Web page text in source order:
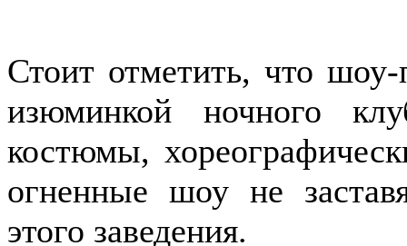
Стоит отметить, что
изюминкой ночного
костюмы,
огненные шоу не
этого заведения.